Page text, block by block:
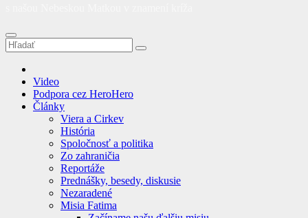
Video
Podpora cez HeroHero
Články
Viera a Cirkev
História
Spoločnosť a politika
Zo zahraničia
Reportáže
Prednášky, besedy, diskusie
Nezaradené
Misia Fatima